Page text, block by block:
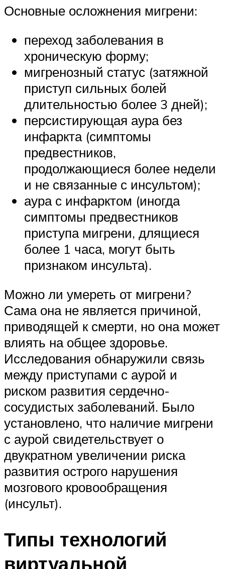
Основные осложнения мигрени:
переход заболевания в
хроническую форму;
мигренозный статус (затяжной
приступ сильных болей
длительностью более 3 дней);
персистирующая аура без
инфаркта (симптомы
предвестников,
продолжающиеся более недели
и не связанные с инсультом);
аура с инфарктом (иногда
симптомы предвестников
приступа мигрени, длящиеся
более 1 часа, могут быть
признаком инсульта).
Можно ли умереть от мигрени?
Сама она не является причиной,
приводящей к смерти, но она может
влиять на общее здоровье.
Исследования обнаружили связь
между приступами с аурой и
риском развития сердечно-
сосудистых заболеваний. Было
установлено, что наличие мигрени
с аурой свидетельствует о
двукратном увеличении риска
развития острого нарушения
мозгового кровообращения
(инсульт).
Типы технологий
виртуальной